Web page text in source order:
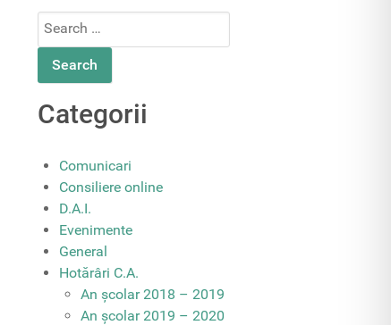
Search
Categorii
Comunicari
Consiliere online
D.A.I.
Evenimente
General
Hotărâri C.A.
An școlar 2018 – 2019
An școlar 2019 – 2020